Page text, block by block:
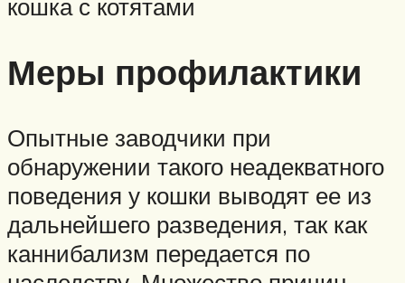
кошка с котятами
Меры профилактики
Опытные заводчики при
обнаружении такого неадекватного
поведения у кошки выводят ее из
дальнейшего разведения, так как
каннибализм передается по